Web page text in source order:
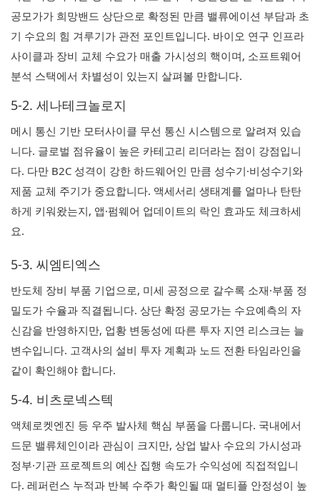
공모가가 희망밴드 상단으로 확정된 만큼 밸류에이션 부담과 초
기 수요의 힘 겨루기가 관전 포인트입니다. 바이오 연구 인프라
사이클과 장비 교체 수요가 매출 가시성의 핵이며, 소프트웨어
분석 스택에서 차별성이 있는지 살펴볼 만합니다.
5-2. 세나테크놀로지
메시 통신 기반 모터사이클 무선 통신 시스템으로 알려져 있습
니다. 글로벌 점유율이 높은 카테고리 리더라는 점이 강점입니
다. 다만 B2C 성격이 강한 하드웨어인 만큼 성수기·비성수기와
제품 교체 주기가 중요합니다. 액세서리 생태계를 얼마나 탄탄
하게 키워왔는지, 앱·펌웨어 업데이트의 락인 효과도 체크하세
요.
5-3. 씨엠티엑스
반도체 장비 부품 기업으로, 미세 공정으로 갈수록 소재·부품 정
밀도가 수율과 직결됩니다. 상단 확정 공모가는 수요예측의 자
신감을 반영하지만, 업황 변동성에 따른 투자 지연 리스크는 늘
변수입니다. 고객사의 설비 투자 계획과 노드 전환 타임라인을
같이 확인해야 합니다.
5-4. 비츠로넥스텍
액체로켓엔진 등 우주 발사체 핵심 부품을 다룹니다. 국내에서
드문 밸류체인이라 관심이 크지만, 상업 발사 수요의 가시성과
정부·기관 프로젝트의 예산 집행 속도가 수익성에 직접적입니
다. 레퍼런스 누적과 반복 수주가 확인될 때 멀티플 안정성이 높